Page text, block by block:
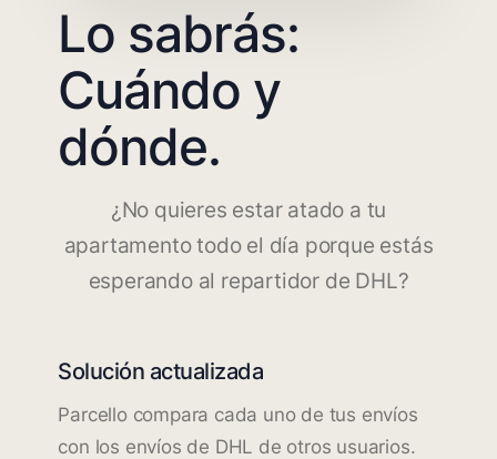
Lo sabrás:
Cuándo y
dónde.
¿No quieres estar atado a tu
apartamento todo el día porque estás
esperando al repartidor de DHL?
Solución actualizada
Parcello compara cada uno de tus envíos
con los envíos de DHL de otros usuarios.